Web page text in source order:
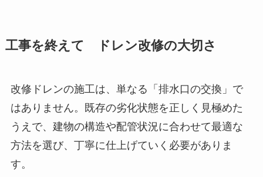
工事を終えて ドレン改修の大切さ
改修ドレンの施工は、単なる「排水口の交換」で
はありません。既存の劣化状態を正しく見極めた
うえで、建物の構造や配管状況に合わせて最適な
方法を選び、丁寧に仕上げていく必要がありま
す。